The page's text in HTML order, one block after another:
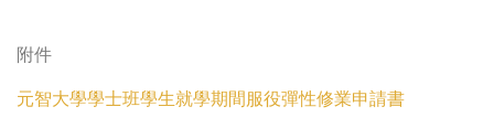
附件
元智大學學士班學生就學期間服役彈性修業申請書